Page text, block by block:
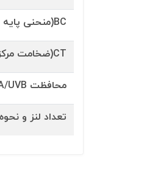
BC(منحنی پایه - mm) :
CT(ضخامت مرکزی) :
محافظت UVA/UVB :
تعداد لنز و